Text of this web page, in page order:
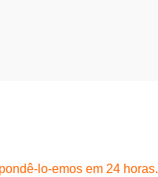
lo-emos em 24 horas.